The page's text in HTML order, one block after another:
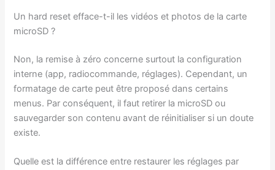
Un hard reset efface-t-il les vidéos et photos de la carte
microSD ?
Non, la remise à zéro concerne surtout la configuration
interne (app, radiocommande, réglages). Cependant, un
formatage de carte peut être proposé dans certains
menus. Par conséquent, il faut retirer la microSD ou
sauvegarder son contenu avant de réinitialiser si un doute
existe.
Quelle est la différence entre restaurer les réglages par